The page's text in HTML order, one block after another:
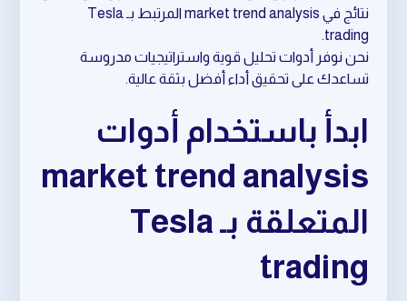
نتائج في market trend analysis المرتبط بـ Tesla
trading.
نحن نوفر أدوات تحليل قوية واستراتيجيات مدروسة
تساعدك على تحقيق أداء أفضل بثقة عالية.
ابدأ باستخدام أدوات
market trend analysis
المتعلقة بـ Tesla
trading